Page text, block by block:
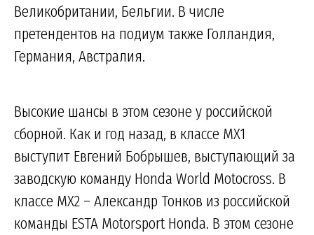
Великобритании, Бельгии. В числе
претендентов на подиум также Голландия,
Германия, Австралия.
Высокие шансы в этом сезоне у российской
сборной. Как и год назад, в классе MX1
выступит Евгений Бобрышев, выступающий за
заводскую команду Honda World Motocross. В
классе MX2 – Александр Тонков из российской
команды ESTA Motorsport Honda. В этом сезоне